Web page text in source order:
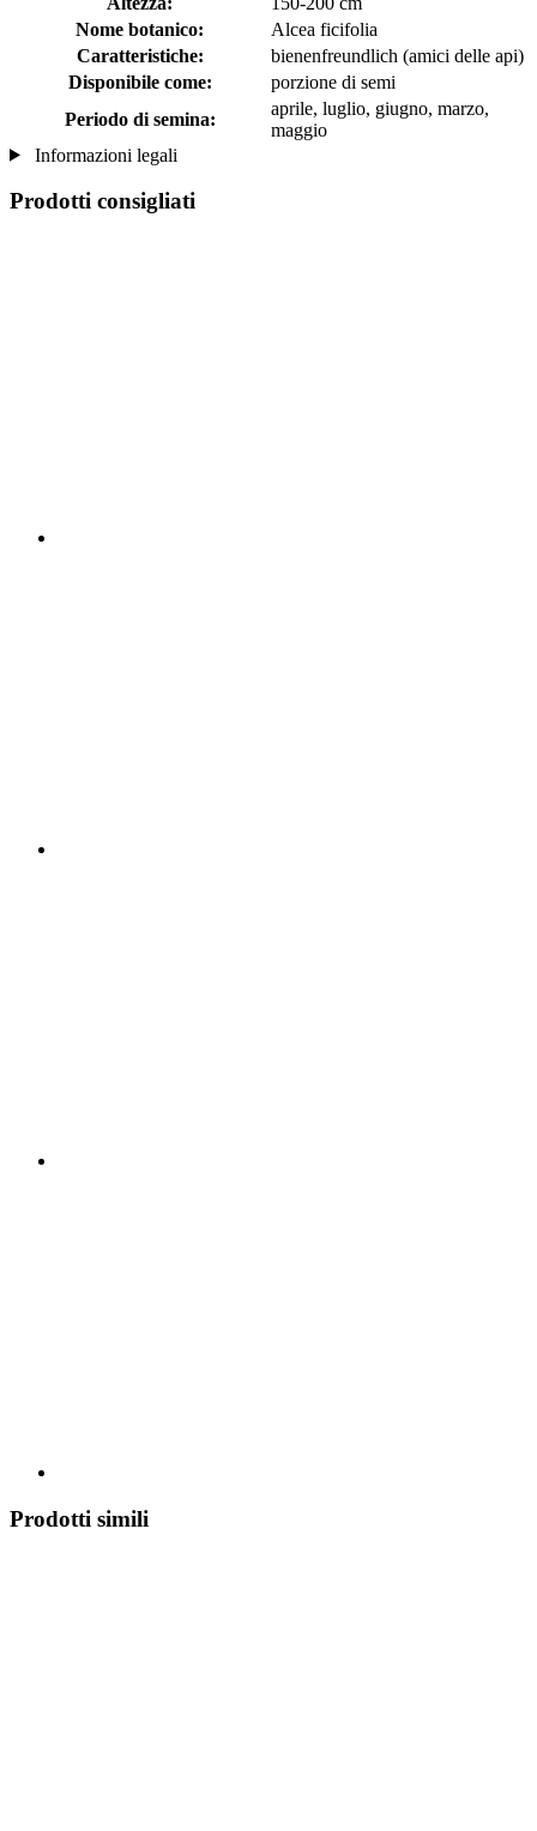
Nome botanico:
Alcea ficifolia
Caratteristiche:
bienenfreundlich (amici delle api)
Disponibile come:
porzione di semi
Periodo di semina:
aprile, luglio, giugno, marzo,
maggio
Informazioni legali
Prodotti consigliati
Prodotti simili